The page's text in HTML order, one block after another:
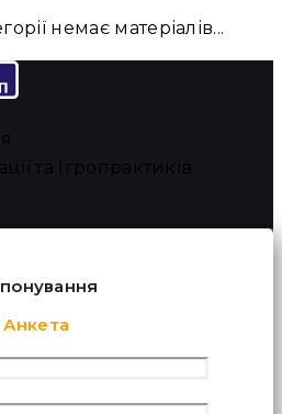
немає матеріалів...
та Ігропрактиків
Анкета